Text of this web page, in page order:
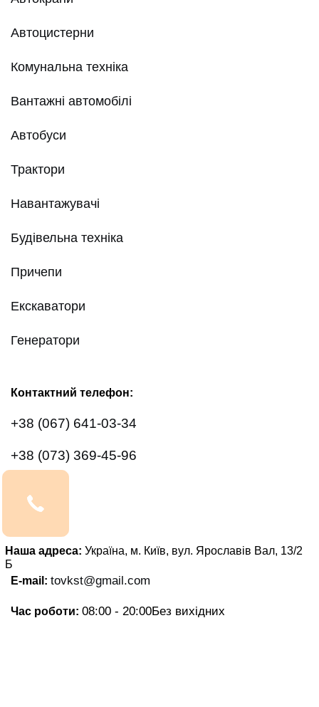
Автоцистерни
Комунальна техніка
Вантажні автомобілі
Автобуси
Трактори
Навантажувачі
Будівельна техніка
Причепи
Екскаватори
Генератори
Контактний телефон:
+38 (067) 641-03-34
+38 (073) 369-45-96
Наша адреса: Україна, м. Київ, вул. Ярославів Вал, 13/2
Б
E-mail: tovkst@gmail.com
Час роботи: 08:00 - 20:00Без вихідних